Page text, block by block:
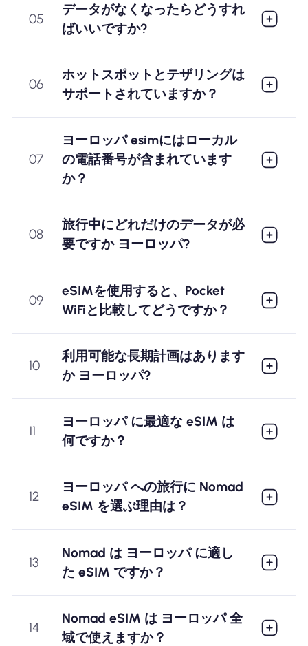
05
データがなくなったらどうすれ
ばいいですか?
06
ホットスポットとテザリングは
サポートされていますか？
07
ヨーロッパ esimにはローカル
の電話番号が含まれています
か？
08
旅行中にどれだけのデータが必
要ですか ヨーロッパ?
09
eSIMを使用すると、Pocket
WiFiと比較してどうですか？
10
利用可能な長期計画はあります
か ヨーロッパ?
11
ヨーロッパ に最適な eSIM は
何ですか？
12
ヨーロッパ への旅行に Nomad
eSIM を選ぶ理由は？
13
Nomad は ヨーロッパ に適し
た eSIM ですか？
14
Nomad eSIM は ヨーロッパ 全
域で使えますか？